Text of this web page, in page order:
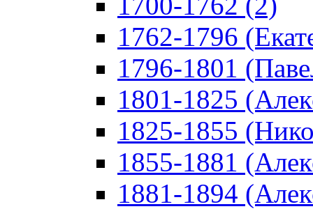
1762-1796
1796-1801
1801-1825
1825-1855
1855-1881
1881-1894